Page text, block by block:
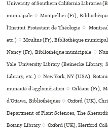
University of Southern California Libraries
muni­ci­pale ♢ Montpellier (Fr), Bibliothèque
l’Institut Protestant de Théologie ♢
etc.) ♢ Moulins (Fr), Bibliothèque
Nancy (Fr), Bibliothèque muni­ci­pale ♢
Yale University Library (Beinecke Library,
Library, etc.) ♢ New York, NY (USA),
mu­nauté d’agglo­mé­ra­tion ♢ Orléans (Fr),
d’Ottawa, Bibliothèques ♢ Oxford (UK),
Department of Plant Sciences, The
Botany Library ♢ Oxford (UK), Hertford